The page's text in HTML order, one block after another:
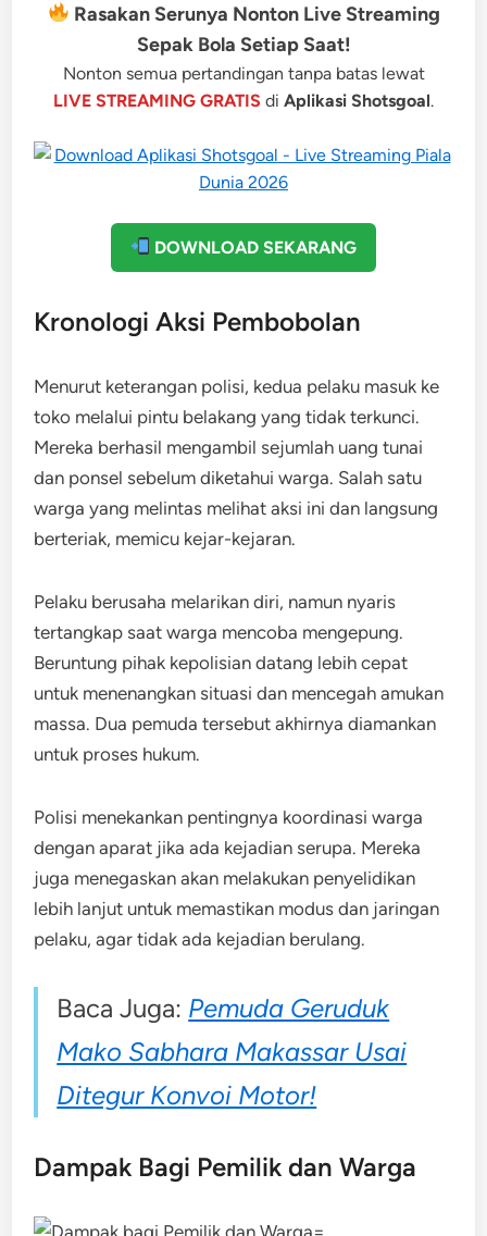
Rasakan Serunya Nonton Live Streaming
Sepak Bola Setiap Saat!
Nonton semua pertandingan tanpa batas lewat
LIVE STREAMING GRATIS di Aplikasi Shotsgoal.
DOWNLOAD SEKARANG
Kronologi Aksi Pembobolan
Menurut keterangan polisi, kedua pelaku masuk ke
toko melalui pintu belakang yang tidak terkunci.
Mereka berhasil mengambil sejumlah uang tunai
dan ponsel sebelum diketahui warga. Salah satu
warga yang melintas melihat aksi ini dan langsung
berteriak, memicu kejar-kejaran.
Pelaku berusaha melarikan diri, namun nyaris
tertangkap saat warga mencoba mengepung.
Beruntung pihak kepolisian datang lebih cepat
untuk menenangkan situasi dan mencegah amukan
massa. Dua pemuda tersebut akhirnya diamankan
untuk proses hukum.
Polisi menekankan pentingnya koordinasi warga
dengan aparat jika ada kejadian serupa. Mereka
juga menegaskan akan melakukan penyelidikan
lebih lanjut untuk memastikan modus dan jaringan
pelaku, agar tidak ada kejadian berulang.
Baca Juga: Pemuda Geruduk
Mako Sabhara Makassar Usai
Ditegur Konvoi Motor!
Dampak Bagi Pemilik dan Warga